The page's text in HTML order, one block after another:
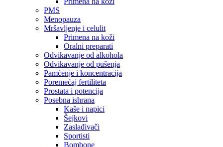
PMS
Menopauza
Mršavljenje i celulit
Primena na koži
Oralni preparati
Odvikavanje od alkohola
Odvikavanje od pušenja
Pamćenje i koncentracija
Poremećaj fertiliteta
Prostata i potencija
Posebna ishrana
Kaše i napici
Šejkovi
Zaslađivači
Sportisti
Bombone